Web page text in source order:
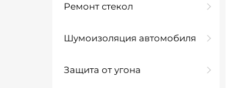
Ремонт стекол
Шумоизоляция автомобиля
Защита от угона